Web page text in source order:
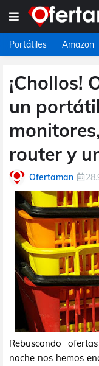
Portátiles Amazon
¡Chollos!
un
router y
Ofertaman
Rebuscando
noche nos hemos